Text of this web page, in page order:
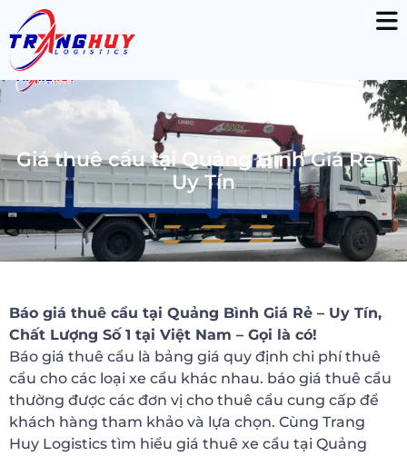
Giá thuê cẩu tại Quảng Bình Giá Rẻ –
Uy Tín
Báo giá thuê cẩu tại Quảng Bình Giá Rẻ – Uy Tín,
Chất Lượng Số 1 tại Việt Nam – Gọi là có!
Báo giá thuê cẩu là bảng giá quy định chi phí thuê
cẩu cho các loại xe cẩu khác nhau. báo giá thuê cẩu
thường được các đơn vị cho thuê cẩu cung cấp để
khách hàng tham khảo và lựa chọn. Cùng Trang
Huy Logistics tìm hiểu giá thuê xe cẩu tại Quảng